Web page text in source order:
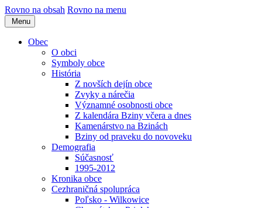
Rovno na obsah Rovno na menu
Menu
Obec
O obci
Symboly obce
História
Z novších dejín obce
Zvyky a nárečia
Významné osobnosti obce
Z kalendára Bziny včera a dnes
Kamenárstvo na Bzinách
Bziny od praveku do novoveku
Demografia
Súčasnosť
1995-2012
Kronika obce
Cezhraničná spolupráca
Poľsko - Wilkowice